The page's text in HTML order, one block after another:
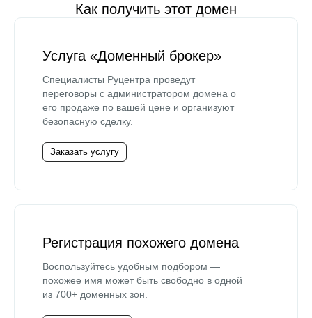
Как получить этот домен
Услуга «Доменный брокер»
Специалисты Руцентра проведут
переговоры с администратором домена о
его продаже по вашей цене и организуют
безопасную сделку.
Заказать услугу
Регистрация похожего домена
Воспользуйтесь удобным подбором —
похожее имя может быть свободно в одной
из 700+ доменных зон.